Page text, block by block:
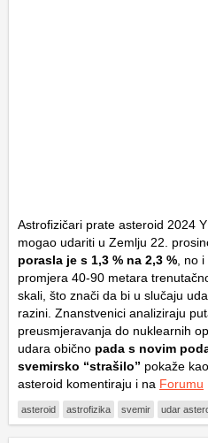
Astrofizičari prate asteroid 2024
mogao udariti u Zemlju 22.
porasla je s 1,3 % na 2,3 %, no i
promjera 40-90 metara
skali, što znači da bi u slučaju
razini. Znanstvenici analiziraju
preusmjeravanja do nuklearnih
udara obično pada s novim
svemirsko “strašilo” pokaže
asteroid komentiraju i na Forumu
asteroid astrofizika svemir udar